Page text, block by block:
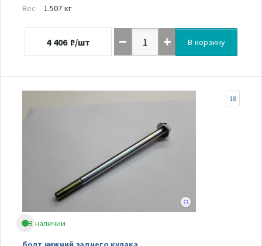
Вес
1.507 кг
4 406 ₽/шт В корзину
В наличии
18